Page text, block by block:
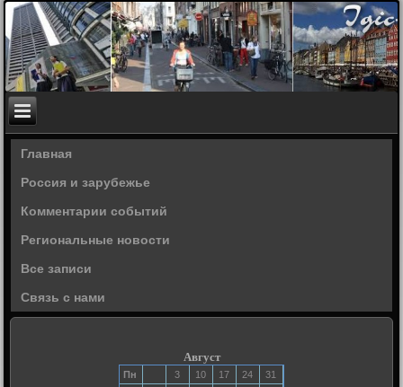
Главная
Россия и зарубежье
Комментарии событий
Региональные новости
Все записи
Связь с нами
Август
Пн 3 10 17 24
31